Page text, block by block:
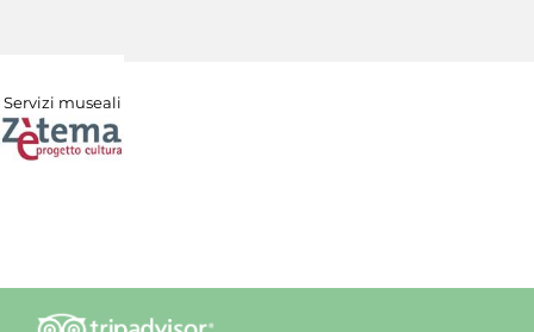
Servizi museali